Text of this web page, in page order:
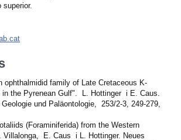
superior.
ophthalmidid family of Late Cretaceous K-
the Pyrenean Gulf". L. Hottinger i E. Caus.
und Paläontologie, 253/2-3, 249-279,
(Foraminiferida) from the Western
Villalonga, E. Caus i L. Hottinger. Neues